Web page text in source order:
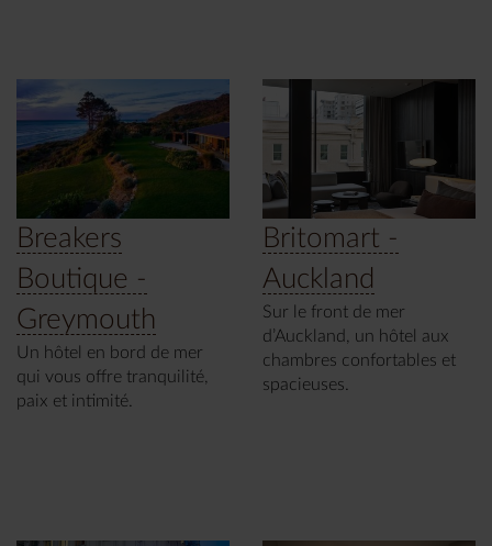
Breakers
Boutique -
Greymouth
Un hôtel en bord de mer
qui vous offre tranquilité,
paix et intimité.
Britomart -
Auckland
Sur le front de mer
d’Auckland, un hôtel aux
chambres confortables et
spacieuses.